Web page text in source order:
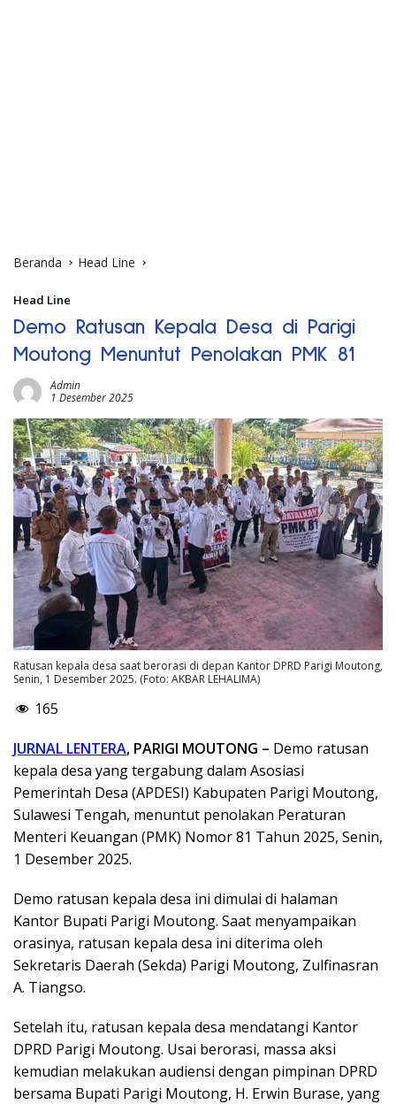
Beranda Head Line
Head Line
Demo Ratusan Kepala Desa di Parigi
Moutong Menuntut Penolakan PMK 81
Admin
1 Desember 2025
Ratusan kepala desa saat berorasi di depan Kantor DPRD Parigi Moutong,
Senin, 1 Desember 2025. (Foto: AKBAR LEHALIMA)
165
JURNAL LENTERA, PARIGI MOUTONG – Demo ratusan
kepala desa yang tergabung dalam Asosiasi
Pemerintah Desa (APDESI) Kabupaten Parigi Moutong,
Sulawesi Tengah, menuntut penolakan Peraturan
Menteri Keuangan (PMK) Nomor 81 Tahun 2025, Senin,
1 Desember 2025.
Demo ratusan kepala desa ini dimulai di halaman
Kantor Bupati Parigi Moutong. Saat menyampaikan
orasinya, ratusan kepala desa ini diterima oleh
Sekretaris Daerah (Sekda) Parigi Moutong, Zulfinasran
A. Tiangso.
Setelah itu, ratusan kepala desa mendatangi Kantor
DPRD Parigi Moutong. Usai berorasi, massa aksi
kemudian melakukan audiensi dengan pimpinan DPRD
bersama Bupati Parigi Moutong, H. Erwin Burase, yang